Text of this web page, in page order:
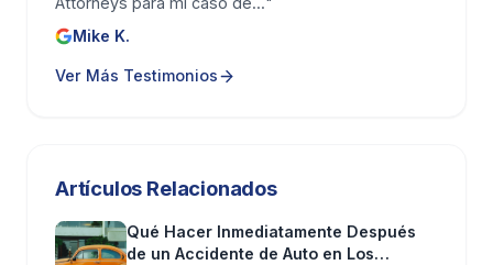
Mike K.
Ver Más Testimonios
Artículos Relacionados
Qué Hacer Inmediatamente Después
de un Accidente de Auto en Los